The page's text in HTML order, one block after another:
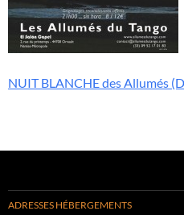
NUIT BLANCHE des Allumés
ADRESSES HÉBERGEMENTS